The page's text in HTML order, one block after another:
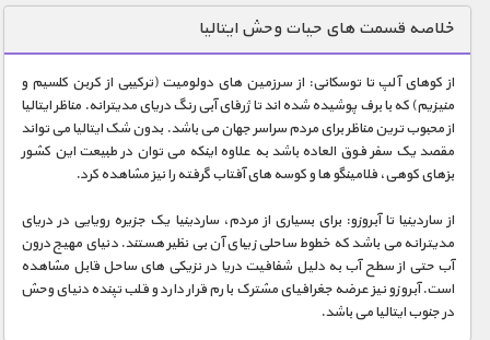
دنیای خوراکی ها
زمین شناسی / محیط زیست
سازه/ معماری/ مهندسی
سرگرمی
شناخت کودکان
علم و فناوری
فرهنگ / هنر
کیهان / نجوم
خلاصه قسمت های حیات وحش ایتالیا
از کوهای آلپ تا توسکانی: از سرزمین های دولومیت (ترکیبی از کربن کلسیم و
منیزیم) که با برف پوشیده شده اند تا ژرفای آبی رنگ دریای مدیترانه. مناظر ایتالیا
از محبوب ترین مناظر برای مردم سراسر جهان می باشد. بدون شک ایتالیا می تواند
مقصد یک سفر فوق العاده باشد به علاوه اینکه می توان در طبیعت این کشور
بزهای کوهی، فلامینگو ها و کوسه های آفتاب گرفته را نیز مشاهده کرد.
از ساردینیا تا آبروزو: برای بسیاری از مردم، ساردینیا یک جزیره رویایی در دریای
مدیترانه می باشد که خطوط ساحلی زیبای آن بی نظیر هستند. دنیای مهیج درون
آب حتی از سطح آب به دلیل شفافیت دریا در نزیکی های ساحل قابل مشاهده
است. آبروزو نیز عرضه جغرافیای مشترک با رم قرار دارد و قلب تپنده دنیای وحش
در جنوب ایتالیا می باشد.